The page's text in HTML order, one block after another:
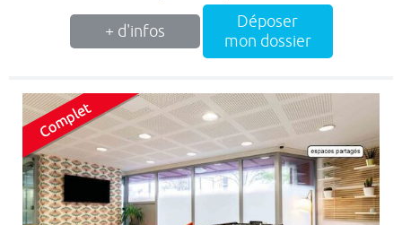
+ d'infos
Déposer
mon dossier